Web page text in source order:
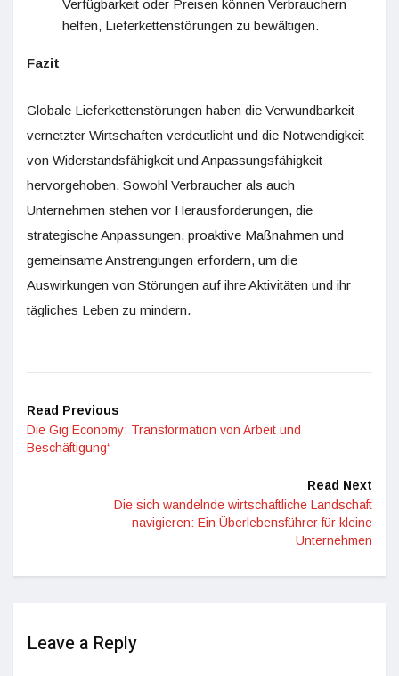
Verfügbarkeit oder Preisen können Verbrauchern
helfen, Lieferkettenstörungen zu bewältigen.
Fazit
Globale Lieferkettenstörungen haben die Verwundbarkeit
vernetzter Wirtschaften verdeutlicht und die Notwendigkeit
von Widerstandsfähigkeit und Anpassungsfähigkeit
hervorgehoben. Sowohl Verbraucher als auch
Unternehmen stehen vor Herausforderungen, die
strategische Anpassungen, proaktive Maßnahmen und
gemeinsame Anstrengungen erfordern, um die
Auswirkungen von Störungen auf ihre Aktivitäten und ihr
tägliches Leben zu mindern.
Read Previous
Die Gig Economy: Transformation von Arbeit und
Beschäftigung“
Read Next
Die sich wandelnde wirtschaftliche Landschaft
navigieren: Ein Überlebensführer für kleine
Unternehmen
Leave a Reply